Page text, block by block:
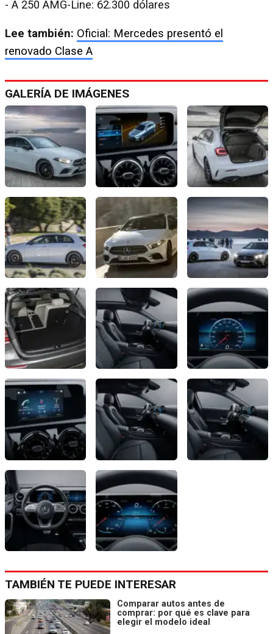
- A 250 AMG-Line: 62.300 dólares
Lee también: Oficial: Mercedes presentó el
renovado Clase A
GALERÍA DE IMÁGENES
TAMBIÉN TE PUEDE INTERESAR
Comparar autos antes de
comprar: por qué es clave para
elegir el modelo ideal